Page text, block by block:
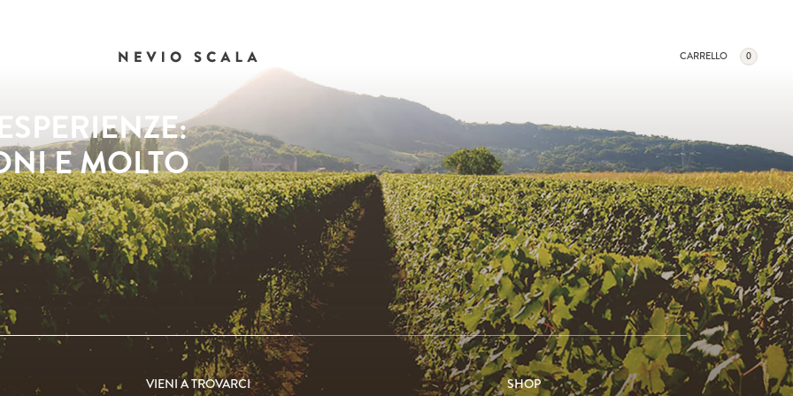
CARRELLO 0
E MOLTO
VIENI A TROVARCI SHOP